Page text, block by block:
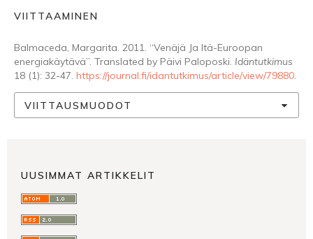
VIITTAAMINEN
Balmaceda, Margarita. 2011. “Venäjä Ja Itä-Euroopan
energiakäytävä”. Translated by Päivi Paloposki. Idäntutkimus
18 (1): 32-47. https://journal.fi/idantutkimus/article/view/79880.
VIITTAUSMUODOT
UUSIMMAT ARTIKKELIT